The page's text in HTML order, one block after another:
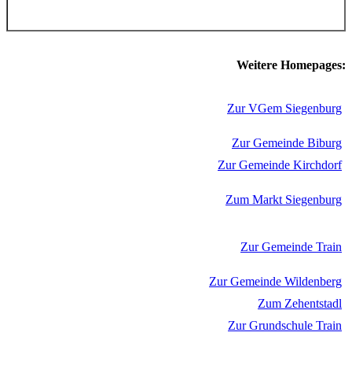
Weitere Homepages:
Zur VGem Siegenburg
Zur Gemeinde Biburg
Zur Gemeinde Kirchdorf
Zum Markt Siegenburg
Zur Gemeinde Train
Zur Gemeinde Wildenberg
Zum Zehentstadl
Zur Grundschule Train